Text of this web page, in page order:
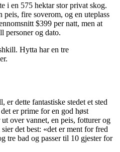
i en 575 hektar stor privat skog.
fire soverom, og en uteplass
$399 per natt, men at
personer og dato.
dette fantastiske stedet et sted
er prime for en god høst
over vannet, en peis, fotturer og
det best: «det er ment for fred
tre bad og passer til 10 gjester for